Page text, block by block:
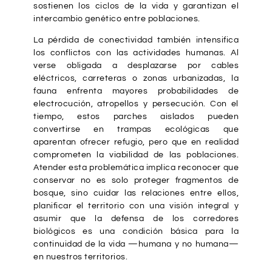
sostienen los ciclos de la vida y garantizan el
intercambio genético entre poblaciones.
La pérdida de conectividad también intensifica
los conflictos con las actividades humanas. Al
verse obligada a desplazarse por cables
eléctricos, carreteras o zonas urbanizadas, la
fauna enfrenta mayores probabilidades de
electrocución, atropellos y persecución. Con el
tiempo, estos parches aislados pueden
convertirse en trampas ecológicas que
aparentan ofrecer refugio, pero que en realidad
comprometen la viabilidad de las poblaciones.
Atender esta problemática implica reconocer que
conservar no es solo proteger fragmentos de
bosque, sino cuidar las relaciones entre ellos,
planificar el territorio con una visión integral y
asumir que la defensa de los corredores
biológicos es una condición básica para la
continuidad de la vida —humana y no humana—
en nuestros territorios.